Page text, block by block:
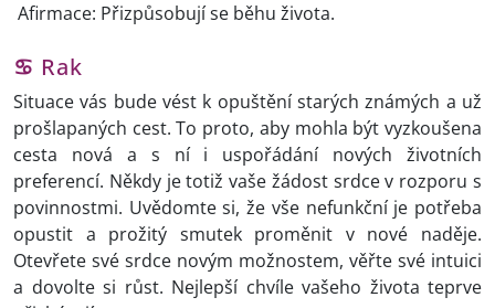
Afirmace: Přizpůsobují se běhu života.
♋ Rak
Situace vás bude vést k opuštění starých známých a už
prošlapaných cest. To proto, aby mohla být vyzkoušena
cesta nová a s ní i uspořádání nových životních
preferencí. Někdy je totiž vaše žádost srdce v rozporu s
povinnostmi. Uvědomte si, že vše nefunkční je potřeba
opustit a prožitý smutek proměnit v nové naděje.
Otevřete své srdce novým možnostem, věřte své intuici
a dovolte si růst. Nejlepší chvíle vašeho života teprve